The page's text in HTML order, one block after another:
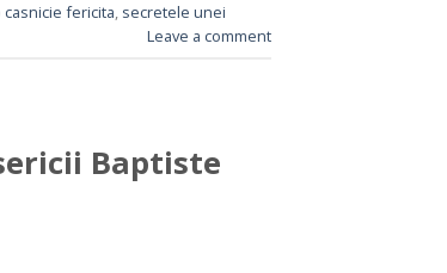
casnicie fericita, secretele unei
Leave a comment
Baptiste